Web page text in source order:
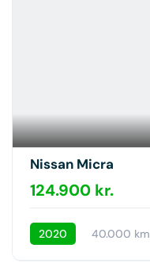
Nissan Micra
124.900 kr.
2020 40.000 km